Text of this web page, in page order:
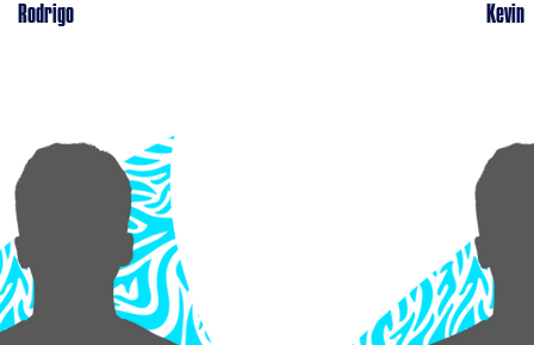
Rodrigo Kevin